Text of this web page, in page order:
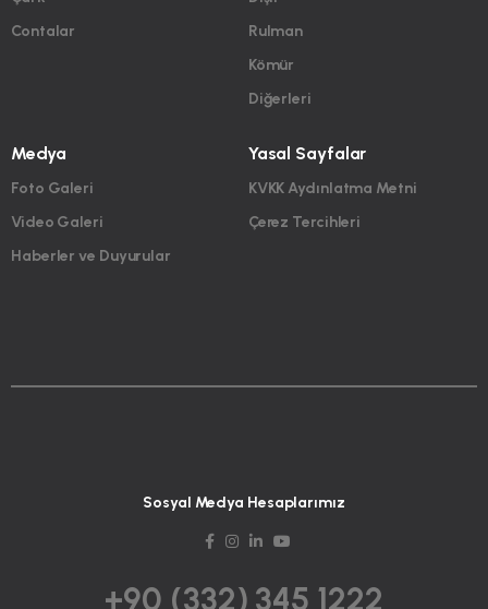
Contalar
Rulman
Kömür
Diğerleri
Medya
Foto Galeri
Video Galeri
Haberler ve Duyurular
Yasal Sayfalar
KVKK Aydınlatma Metni
Çerez Tercihleri
Sosyal Medya Hesaplarımız
+90 (332) 345 1222